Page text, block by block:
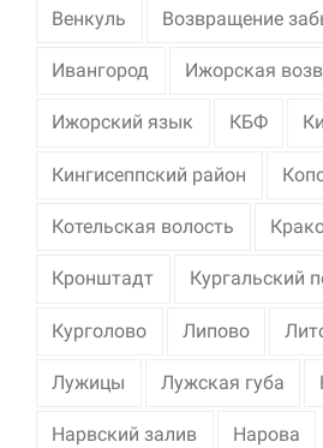
Венкуль Возвращение
Ивангород Ижорская
Ижорский язык КБФ
Кингисеппский район
Котельская волость
Кронштадт Кургальский
Курголово Липово
Лужицы Лужская губа
Нарвский залив Нарова